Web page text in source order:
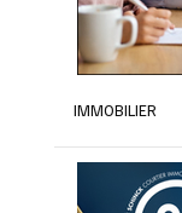
IMMOBILIER